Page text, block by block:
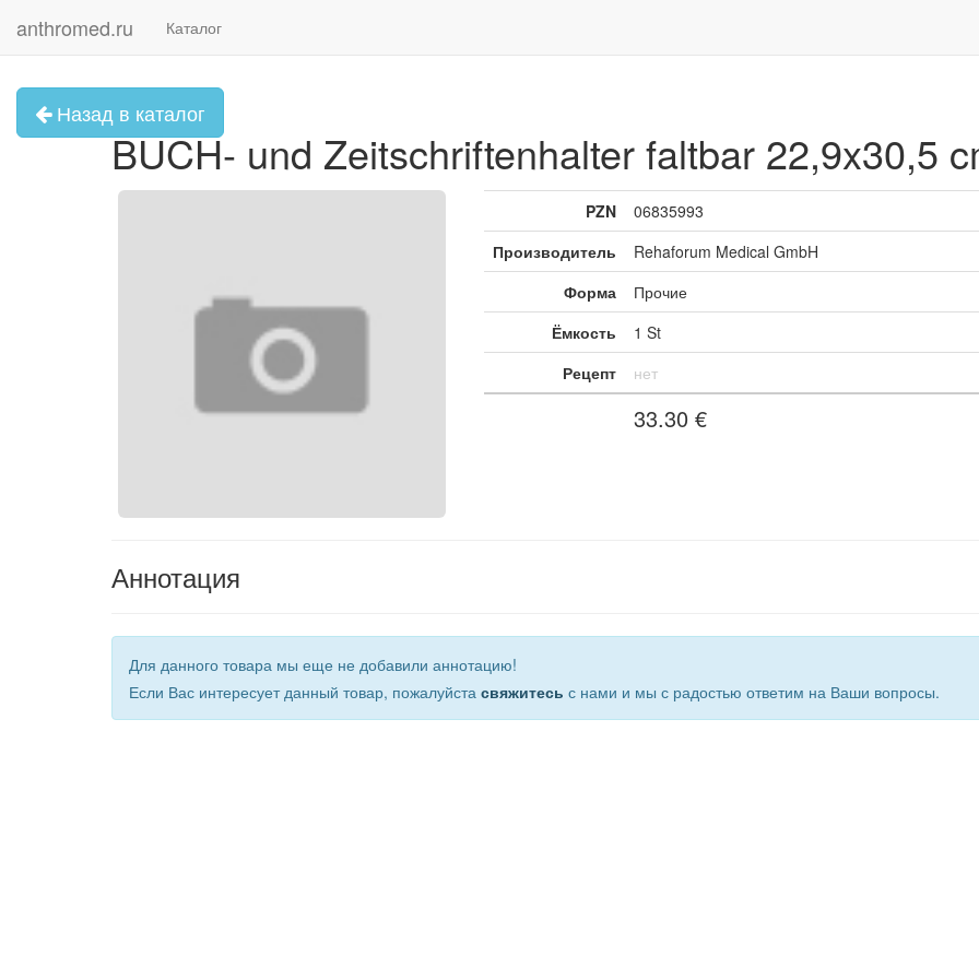
anthromed.ru Каталог
Назад в каталог
BUCH- und Zeitschriftenhalter faltbar 22,9x30,5
PZN
06835993
Производитель
Rehaforum Medical GmbH
Форма
Прочие
Ёмкость
1 St
Рецепт
нет
33.30 €
Аннотация
Для данного товара мы еще не добавили аннотацию!
Если Вас интересует данный товар, пожалуйста свяжитесь с нами и мы с радостью ответим на Ваши вопросы.